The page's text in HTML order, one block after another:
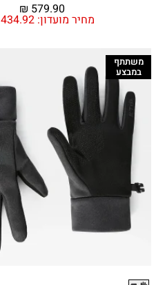
מחיר מועדון: 434.92
₪ 579.90
משתתף
במבצע